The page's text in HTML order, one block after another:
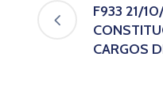
F933 21/
CARGOS